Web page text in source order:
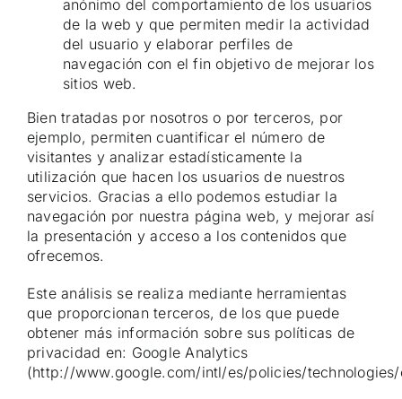
anónimo del comportamiento de los usuarios
de la web y que permiten medir la actividad
del usuario y elaborar perfiles de
navegación con el fin objetivo de mejorar los
sitios web.
Bien tratadas por nosotros o por terceros, por
ejemplo, permiten cuantificar el número de
visitantes y analizar estadísticamente la
utilización que hacen los usuarios de nuestros
servicios. Gracias a ello podemos estudiar la
navegación por nuestra página web, y mejorar así
la presentación y acceso a los contenidos que
ofrecemos.
Este análisis se realiza mediante herramientas
que proporcionan terceros, de los que puede
obtener más información sobre sus políticas de
privacidad en: Google Analytics
(http://www.google.com/intl/es/policies/